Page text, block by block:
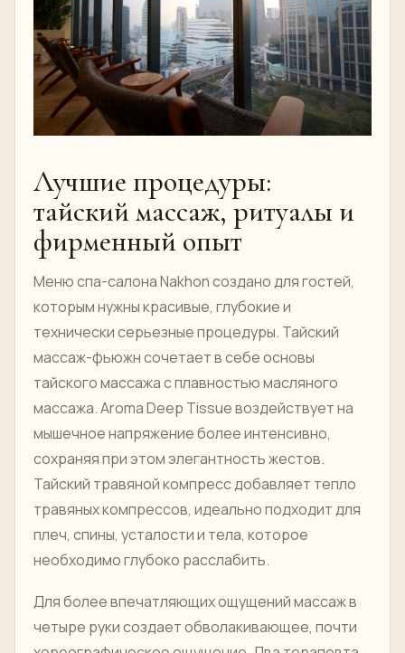
Лучшие процедуры:
тайский массаж, ритуалы и
фирменный опыт
Меню спа-салона Nakhon создано для гостей,
которым нужны красивые, глубокие и
технически серьезные процедуры. Тайский
массаж-фьюжн сочетает в себе основы
тайского массажа с плавностью масляного
массажа. Aroma Deep Tissue воздействует на
мышечное напряжение более интенсивно,
сохраняя при этом элегантность жестов.
Тайский травяной компресс добавляет тепло
травяных компрессов, идеально подходит для
плеч, спины, усталости и тела, которое
необходимо глубоко расслабить.
Для более впечатляющих ощущений массаж в
четыре руки создает обволакивающее, почти